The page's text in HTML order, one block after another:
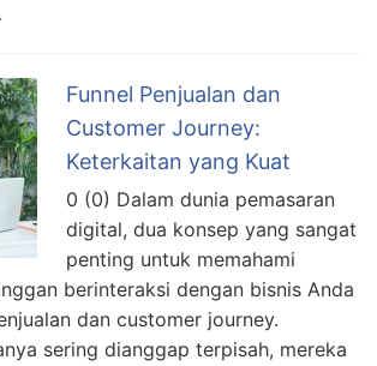
Funnel Penjualan dan
Customer Journey:
Keterkaitan yang Kuat
0 (0) Dalam dunia pemasaran
digital, dua konsep yang sangat
penting untuk memahami
berinteraksi dengan bisnis Anda
dan customer journey.
sering dianggap terpisah, mereka